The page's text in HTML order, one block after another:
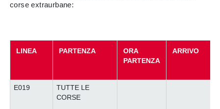
corse extraurbane:
LINEA PARTENZA
ORA
PARTENZA
ARRIVO
E019
TUTTE LE
CORSE